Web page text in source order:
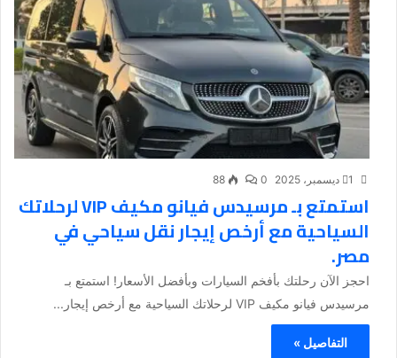
1 ديسمبر، 2025 0
88
استمتع بـ مرسيدس فيانو مكيف VIP لرحلاتك
السياحية مع أرخص إيجار نقل سياحي في
مصر.
احجز الآن رحلتك بأفخم السيارات وبأفضل الأسعار! استمتع بـ
مرسيدس فيانو مكيف VIP لرحلاتك السياحية مع أرخص إيجار...
التفاصيل »